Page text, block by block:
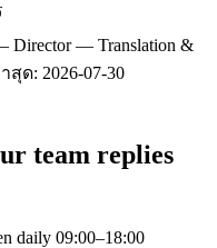
Director — Translation &
สุด: 2026-07-30
team replies
daily 09:00–18:00